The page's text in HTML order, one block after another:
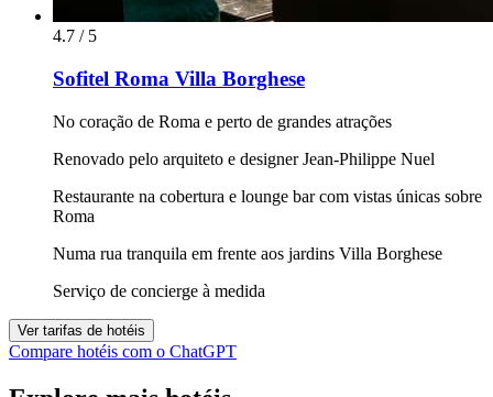
4.7 / 5
Sofitel Roma Villa Borghese
No coração de Roma e perto de grandes atrações
Renovado pelo arquiteto e designer Jean-Philippe Nuel
Restaurante na cobertura e lounge bar com vistas únicas sobre
Roma
Numa rua tranquila em frente aos jardins Villa Borghese
Serviço de concierge à medida
Ver tarifas de hotéis
Compare hotéis com o ChatGPT